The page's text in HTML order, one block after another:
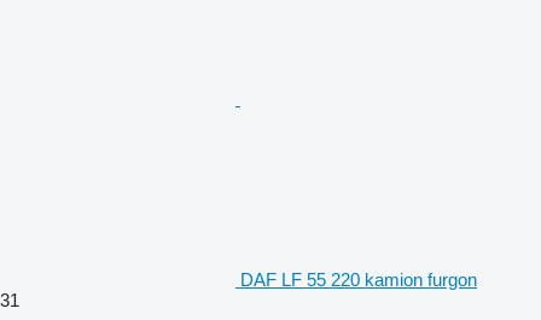
DAF LF 55 220 kamion furgon
31